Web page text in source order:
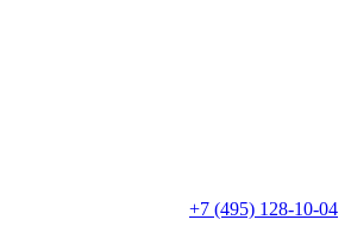
+7 (495) 128-10-04